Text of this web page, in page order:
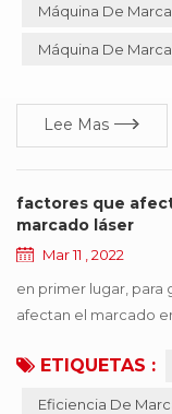
especialmente
requisitos de
Máquina De
Máquina De
Lee Mas
factores que
marcado láser
Mar 11 , 2022
en primer lugar, para
afectan el marcado
dividir en equipos en
ETIQUETAS :
Eficiencia De